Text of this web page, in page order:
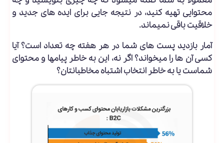
محتوایی تهیه کنید، در نتیجه جایی برای ایده ­های جدید و
خلاقیت باقی نمی­ماند.
آمار بازدید پست­ های شما در هر هفته چه تعداد است؟ آیا
کسی آن ها را می­خواند؟ اگر نه، این به خاطر پیام­ها و محتوای
شماست یا به خاطر انتخاب اشتباه مخاطبانتان؟